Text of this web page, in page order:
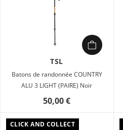
TSL
Batons de randonnée COUNTRY
ALU 3 LIGHT (PAIRE) Noir
50,00 €
CLICK AND COLLECT